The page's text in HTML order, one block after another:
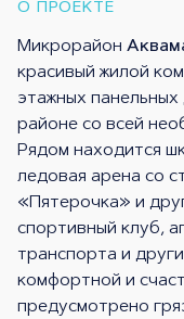
О ПРОЕКТЕ
Микрорайон
красивый жилой
этажных
районе со всей
Рядом находится
ледовая арена со
«Пятерочка» и
спортивный клуб,
транспорта и
комфортной и
предусмотрено